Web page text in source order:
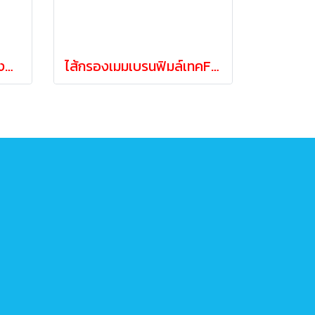
เกลือ TRS 25ก.ก/ถุง ล้างสารกรองเรซิ่นและสระว่ายน้ำ ไส้กรองเมมเบรนฟิมล์เทคFilmtec BW30-400iG (คุณภาพสูง)